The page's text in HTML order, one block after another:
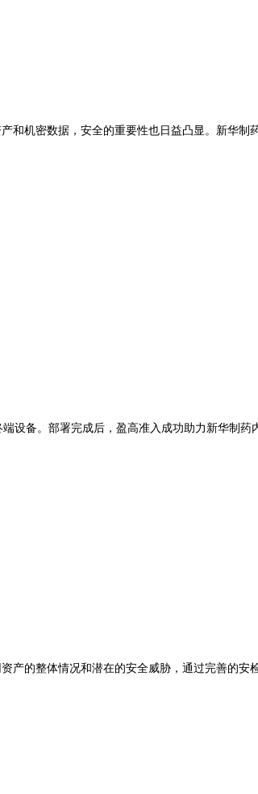
机密数据，安全的重要性也日益凸显。新华制
设备。 部署完成后，盈高准入成功助力新华制药
的整体情况和潜在的安全威胁，通过完善的安